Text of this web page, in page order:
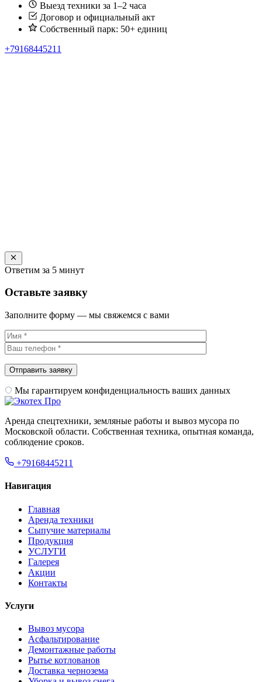
Выезд техники за 1–2 часа
Договор и официальный акт
Собственный парк: 50+ единиц
+79168445211
Ответим за 5 минут
Оставьте заявку
Заполните форму — мы свяжемся с вами
Мы гарантируем конфиденциальность ваших данных
Аренда спецтехники, земляные работы и вывоз мусора по
Московской области. Собственная техника, опытная команда,
соблюдение сроков.
+79168445211
Навигация
Главная
Аренда техники
Сыпучие материалы
Продукция
УСЛУГИ
Галерея
Акции
Контакты
Услуги
Вывоз мусора
Асфальтирование
Демонтажные работы
Рытье котлованов
Доставка чернозема